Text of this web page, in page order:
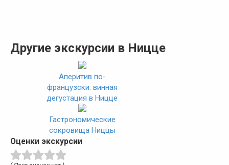
Другие экскурсии в Ницце
Аперитив по-
французски: винная
дегустация в Ницце
Гастрономические
сокровища Ниццы
Оценки экскурсии